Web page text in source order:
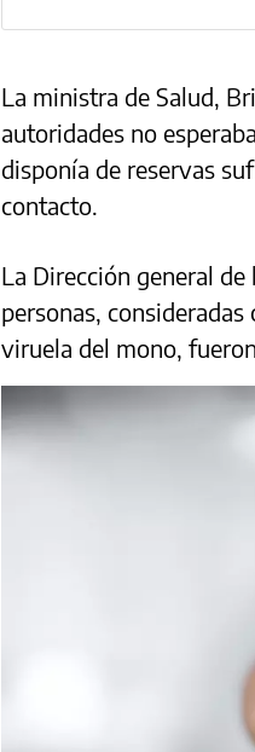
La ministra de Salud,
autoridades no
disponía de reservas
contacto.
La Dirección general
personas,
viruela del mono,